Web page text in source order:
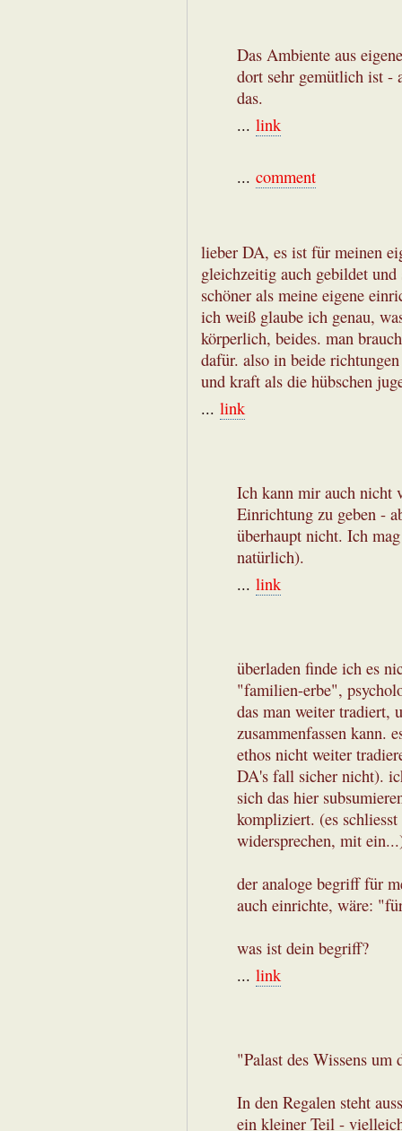
Das Ambiente aus
dort sehr gemütlich ist -
das.
... link
... comment
lieber DA, es ist für meinen
gleichzeitig auch gebildet
schöner als meine eigene
ich weiß glaube ich genau,
körperlich, beides. man
dafür. also in beide
und kraft als die hübschen
... link
Ich kann mir auch nicht
Einrichtung zu geben -
überhaupt nicht. Ich
natürlich).
... link
überladen finde ich es
"familien-erbe",
das man weiter tradiert,
zusammenfassen kann.
ethos nicht weiter
DA's fall sicher nicht).
sich das hier
kompliziert. (es
widersprechen, mit
der analoge begriff für
auch einrichte, wäre:
was ist dein begriff?
... link
"Palast des Wissens um
In den Regalen steht
ein kleiner Teil -